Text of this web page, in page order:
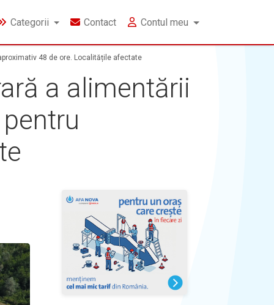
Categorii Contact Contul meu
48 de ore. Localitățile afectate
a alimentării